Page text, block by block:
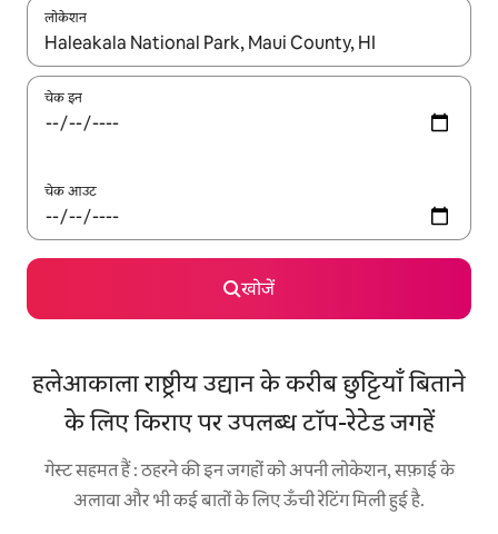
लोकेशन
नतीजों के उपलब्ध होने पर, अप और डाउन 'ऐरो की' का इस्तेमाल करके नेविगेट
चेक इन
चेक आउट
खोजें
हलेआकाला राष्ट्रीय उद्यान के करीब छुट्टियाँ बिताने
के लिए किराए पर उपलब्ध टॉप-रेटेड जगहें
गेस्ट सहमत हैं : ठहरने की इन जगहों को अपनी लोकेशन, सफ़ाई के
अलावा और भी कई बातों के लिए ऊँची रेटिंग मिली हुई है.